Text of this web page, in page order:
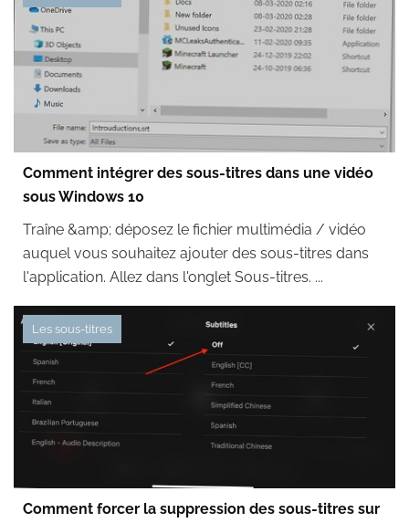
Comment intégrer des sous-titres dans une vidéo
sous Windows 10
Traîne &amp; déposez le fichier multimédia / vidéo
auquel vous souhaitez ajouter des sous-titres dans
l'application. Allez dans l'onglet Sous-titres. ...
Les sous-titres
Comment forcer la suppression des sous-titres sur